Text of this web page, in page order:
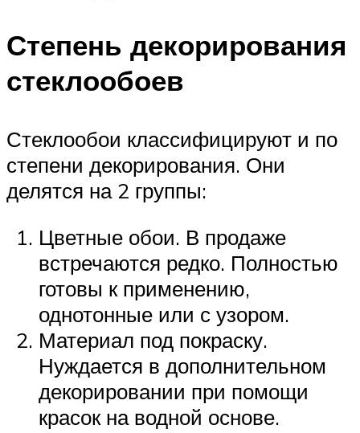
Степень декорирования
стеклообоев
Стеклообои классифицируют и по
степени декорирования. Они
делятся на 2 группы:
Цветные обои. В продаже
встречаются редко. Полностью
готовы к применению,
однотонные или с узором.
Материал под покраску.
Нуждается в дополнительном
декорировании при помощи
красок на водной основе.